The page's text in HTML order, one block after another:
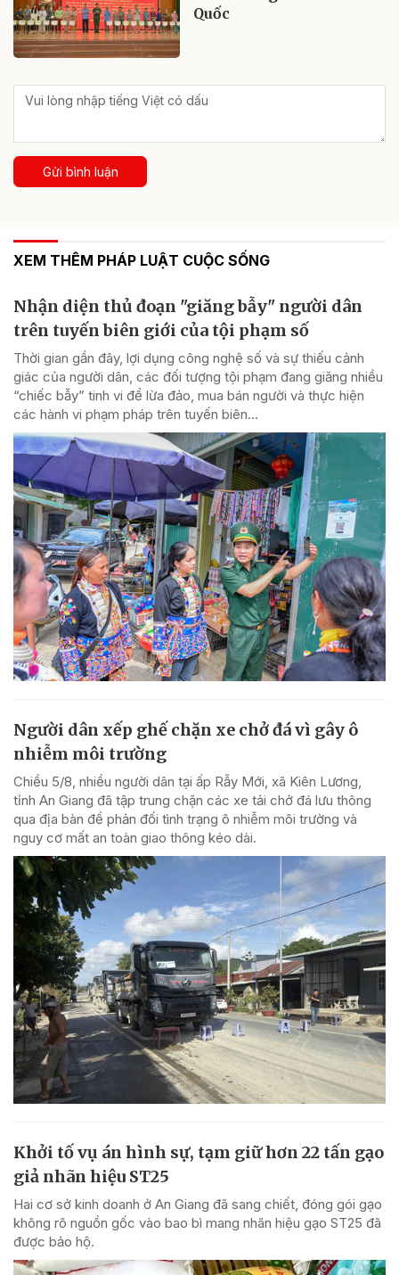
Quốc
Gửi bình luận
XEM THÊM PHÁP LUẬT CUỘC SỐNG
Nhận diện thủ đoạn "giăng bẫy" người dân
trên tuyến biên giới của tội phạm số
Thời gian gần đây, lợi dụng công nghệ số và sự thiếu cảnh
giác của người dân, các đối tượng tội phạm đang giăng nhiều
“chiếc bẫy” tinh vi để lừa đảo, mua bán người và thực hiện
các hành vi phạm pháp trên tuyến biên...
Người dân xếp ghế chặn xe chở đá vì gây ô
nhiễm môi trường
Chiều 5/8, nhiều người dân tại ấp Rẫy Mới, xã Kiên Lương,
tỉnh An Giang đã tập trung chặn các xe tải chở đá lưu thông
qua địa bàn để phản đối tình trạng ô nhiễm môi trường và
nguy cơ mất an toàn giao thông kéo dài.
Khởi tố vụ án hình sự, tạm giữ hơn 22 tấn gạo
giả nhãn hiệu ST25
Hai cơ sở kinh doanh ở An Giang đã sang chiết, đóng gói gạo
không rõ nguồn gốc vào bao bì mang nhãn hiệu gạo ST25 đã
được bảo hộ.